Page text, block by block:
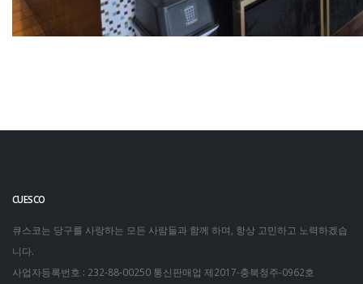
CUESCO
큐스코는 당구를 사랑하는 모든 사람들과 함께 하며, 항상 고민하고 노력하겠습
니다.
사업자등록번호 : 232-88-00250 통신판매업 제2017-충북청주-0962호